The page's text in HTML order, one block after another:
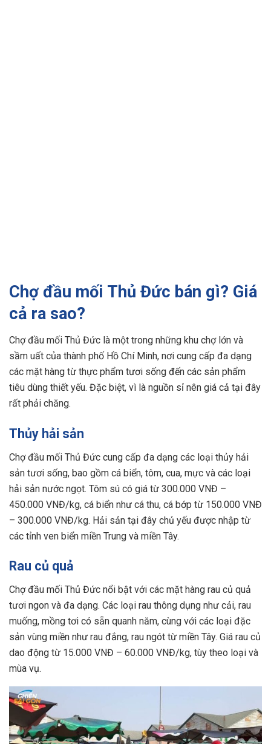
Chợ đầu mối Thủ Đức bán gì? Giá
cả ra sao?
Chợ đầu mối Thủ Đức là một trong những khu chợ lớn và
sầm uất của thành phố Hồ Chí Minh, nơi cung cấp đa dạng
các mặt hàng từ thực phẩm tươi sống đến các sản phẩm
tiêu dùng thiết yếu. Đặc biệt, vì là nguồn sỉ nên giá cả tại đây
rất phải chăng.
Thủy hải sản
Chợ đầu mối Thủ Đức cung cấp đa dạng các loại thủy hải
sản tươi sống, bao gồm cá biển, tôm, cua, mực và các loại
hải sản nước ngọt. Tôm sú có giá từ 300.000 VNĐ –
450.000 VNĐ/kg, cá biển như cá thu, cá bớp từ 150.000 VNĐ
– 300.000 VNĐ/kg. Hải sản tại đây chủ yếu được nhập từ
các tỉnh ven biển miền Trung và miền Tây.
Rau củ quả
Chợ đầu mối Thủ Đức nổi bật với các mặt hàng rau củ quả
tươi ngon và đa dạng. Các loại rau thông dụng như cải, rau
muống, mồng tơi có sẵn quanh năm, cùng với các loại đặc
sản vùng miền như rau đắng, rau ngót từ miền Tây. Giá rau củ
dao động từ 15.000 VNĐ – 60.000 VNĐ/kg, tùy theo loại và
mùa vụ.